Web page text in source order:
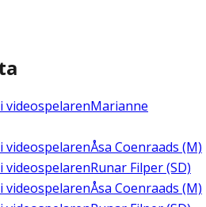
i videospelarenMarianne
i videospelarenÅsa Coenraads (M)
i videospelarenRunar Filper (SD)
i videospelarenÅsa Coenraads (M)